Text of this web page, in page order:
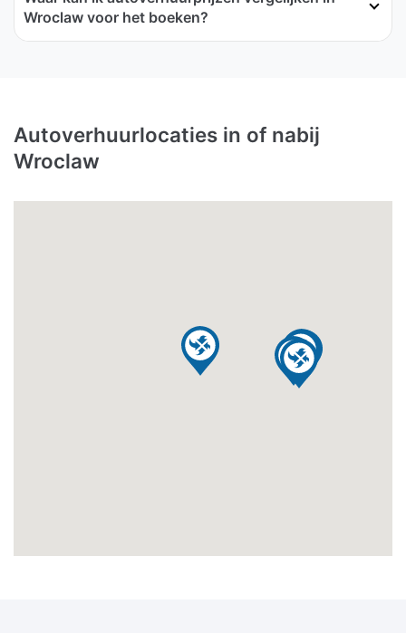
Wroclaw voor het boeken?
Autoverhuurlocaties in of nabij
Wroclaw